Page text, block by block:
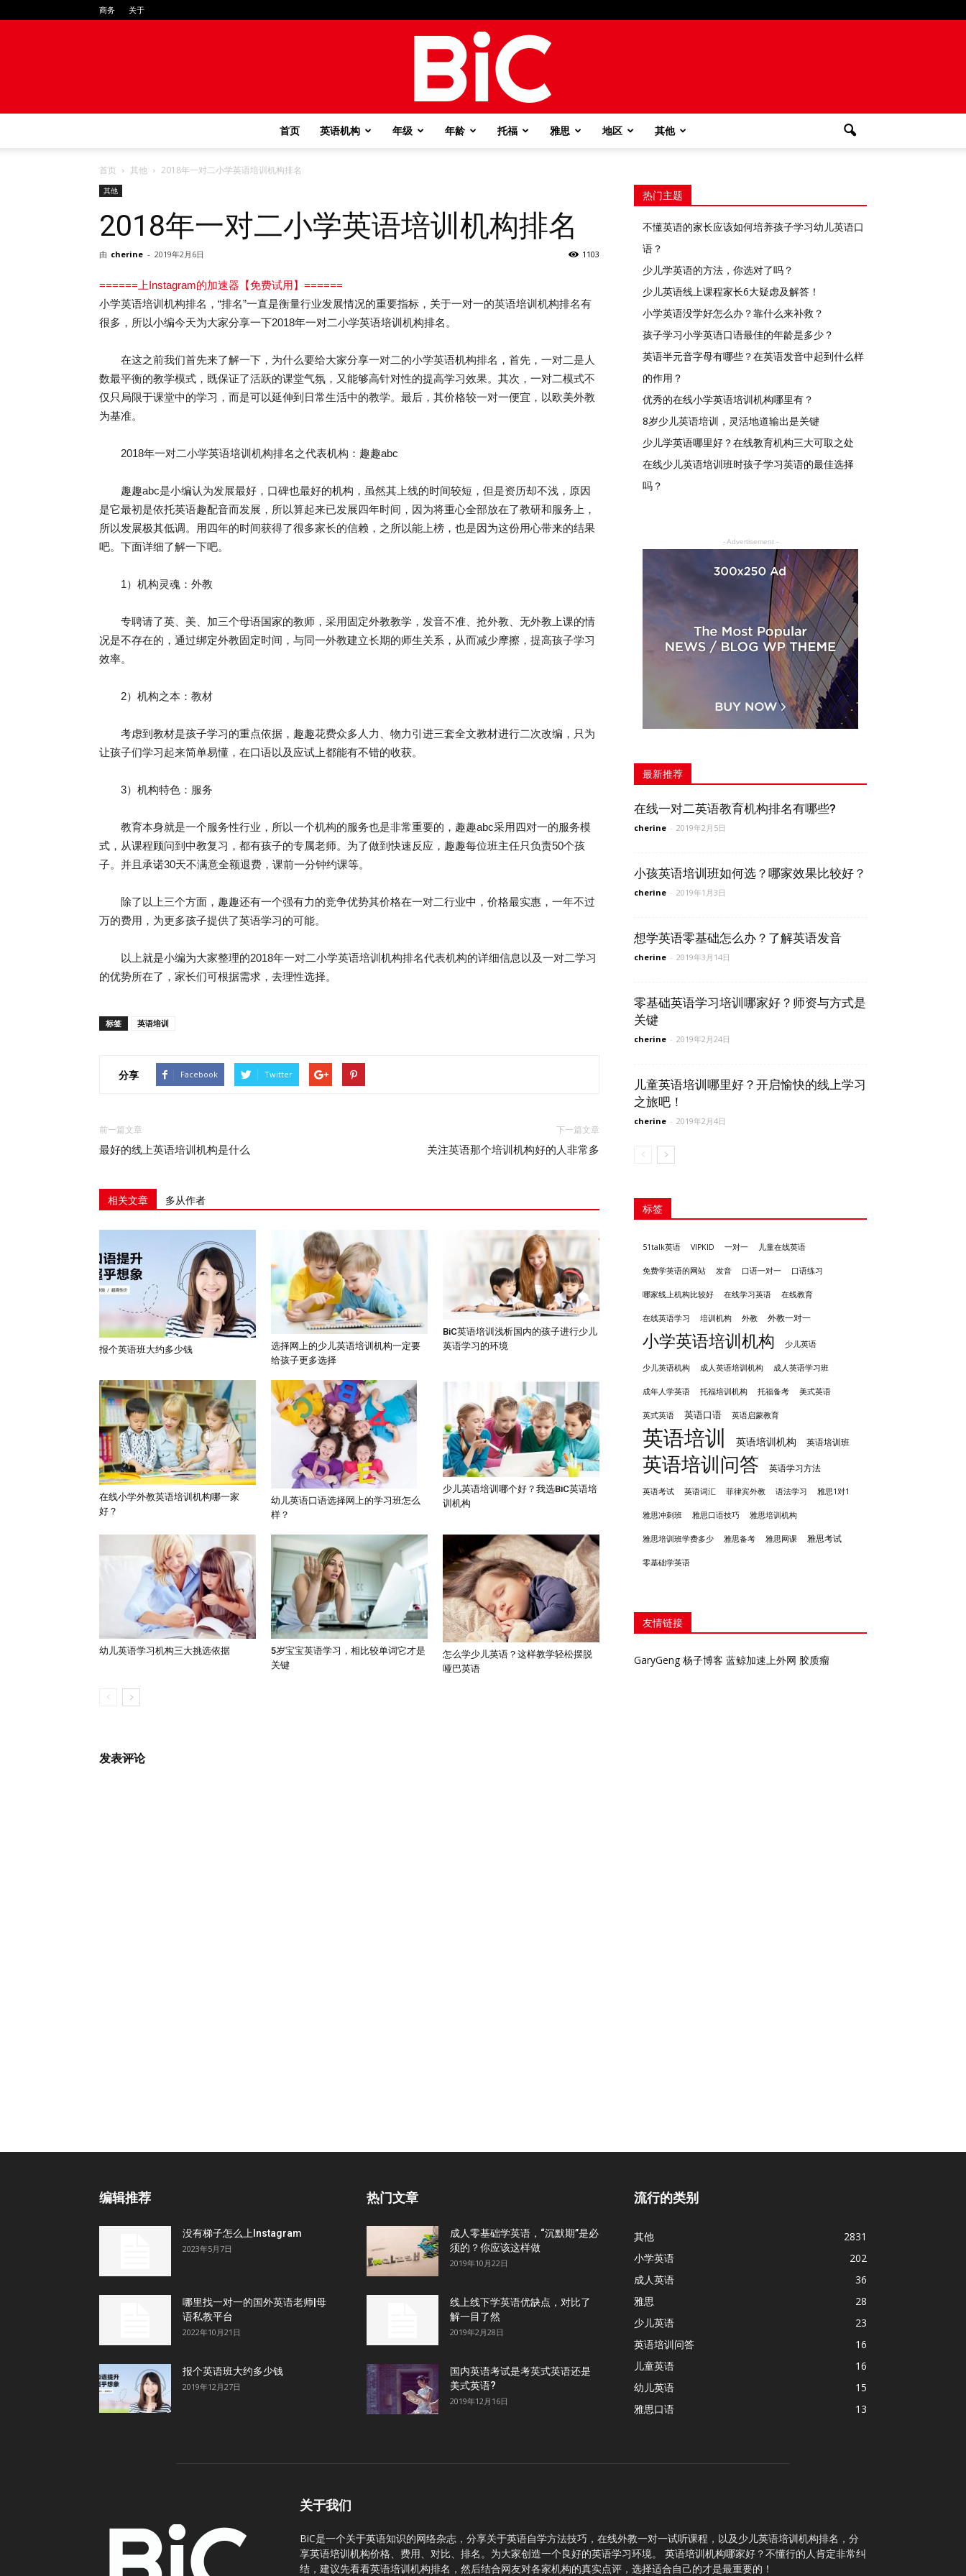
商务 关于
首页 英语机构 年级 年龄 托福 雅思 地区 其他
首页 其他 2018年一对二小学英语培训机构排名
其他
2018年一对二小学英语培训机构排名
由 cherine - 2019年2月6日 1103
======上Instagram的加速器【免费试用】======
小学英语培训机构排名，“排名”一直是衡量行业发展情况的重要指标，关于一对一的英语培训机构排名有
很多，所以小编今天为大家分享一下2018年一对二小学英语培训机构排名。
在这之前我们首先来了解一下，为什么要给大家分享一对二的小学英语机构排名，首先，一对二是人
数最平衡的教学模式，既保证了活跃的课堂气氛，又能够高针对性的提高学习效果。其次，一对二模式不
仅只局限于课堂中的学习，而是可以延伸到日常生活中的教学。最后，其价格较一对一便宜，以欧美外教
为基准。
2018年一对二小学英语培训机构排名之代表机构：趣趣abc
趣趣abc是小编认为发展最好，口碑也最好的机构，虽然其上线的时间较短，但是资历却不浅，原因
是它最初是依托英语趣配音而发展，所以算起来已发展四年时间，因为将重心全部放在了教研和服务上，
所以发展极其低调。用四年的时间获得了很多家长的信赖，之所以能上榜，也是因为这份用心带来的结果
吧。下面详细了解一下吧。
1）机构灵魂：外教
专聘请了英、美、加三个母语国家的教师，采用固定外教教学，发音不准、抢外教、无外教上课的情
况是不存在的，通过绑定外教固定时间，与同一外教建立长期的师生关系，从而减少摩擦，提高孩子学习
效率。
2）机构之本：教材
考虑到教材是孩子学习的重点依据，趣趣花费众多人力、物力引进三套全文教材进行二次改编，只为
让孩子们学习起来简单易懂，在口语以及应试上都能有不错的收获。
3）机构特色：服务
教育本身就是一个服务性行业，所以一个机构的服务也是非常重要的，趣趣abc采用四对一的服务模
式，从课程顾问到中教复习，都有孩子的专属老师。为了做到快速反应，趣趣每位班主任只负责50个孩
子。并且承诺30天不满意全额退费，课前一分钟约课等。
除了以上三个方面，趣趣还有一个强有力的竞争优势其价格在一对二行业中，价格最实惠，一年不过
万的费用，为更多孩子提供了英语学习的可能。
以上就是小编为大家整理的2018年一对二小学英语培训机构排名代表机构的详细信息以及一对二学习
的优势所在了，家长们可根据需求，去理性选择。
标签 英语培训
分享 Facebook Twitter
前一篇文章
最好的线上英语培训机构是什么
下一篇文章
关注英语那个培训机构好的人非常多
相关文章 多从作者
报个英语班大约多少钱
选择网上的少儿英语培训机构一定要
给孩子更多选择
BiC英语培训浅析国内的孩子进行少儿
英语学习的环境
在线小学外教英语培训机构哪一家
好？
幼儿英语口语选择网上的学习班怎么
样？
少儿英语培训哪个好？我选BiC英语培
训机构
幼儿英语学习机构三大挑选依据
5岁宝宝英语学习，相比较单词它才是
关键
怎么学少儿英语？这样教学轻松摆脱
哑巴英语
发表评论
热门主题
不懂英语的家长应该如何培养孩子学习幼儿英语口
语？
少儿学英语的方法，你选对了吗？
少儿英语线上课程家长6大疑虑及解答！
小学英语没学好怎么办？靠什么来补救？
孩子学习小学英语口语最佳的年龄是多少？
英语半元音字母有哪些？在英语发音中起到什么样
的作用？
优秀的在线小学英语培训机构哪里有？
8岁少儿英语培训，灵活地道输出是关键
少儿学英语哪里好？在线教育机构三大可取之处
在线少儿英语培训班时孩子学习英语的最佳选择
吗？
- Advertisement -
最新推荐
在线一对二英语教育机构排名有哪些?
cherine - 2019年2月5日
小孩英语培训班如何选？哪家效果比较好？
cherine - 2019年1月3日
想学英语零基础怎么办？了解英语发音
cherine - 2019年3月14日
零基础英语学习培训哪家好？师资与方式是
关键
cherine - 2019年2月24日
儿童英语培训哪里好？开启愉快的线上学习
之旅吧！
cherine - 2019年2月4日
标签
51talk英语 VIPKID 一对一 儿童在线英语
免费学英语的网站 发音 口语一对一 口语练习
哪家线上机构比较好 在线学习英语 在线教育
在线英语学习 培训机构 外教 外教一对一
小学英语培训机构 少儿英语
少儿英语机构 成人英语培训机构 成人英语学习班
成年人学英语 托福培训机构 托福备考 美式英语
英式英语 英语口语 英语启蒙教育
英语培训 英语培训机构 英语培训班
英语培训问答 英语学习方法
英语考试 英语词汇 菲律宾外教 语法学习 雅思1对1
雅思冲刺班 雅思口语技巧 雅思培训机构
雅思培训班学费多少 雅思备考 雅思网课 雅思考试
零基础学英语
友情链接
GaryGeng 杨子博客 蓝鲸加速上外网 胶质瘤
编辑推荐
没有梯子怎么上Instagram
2023年5月7日
哪里找一对一的国外英语老师|母
语私教平台
2022年10月21日
报个英语班大约多少钱
2019年12月27日
热门文章
成人零基础学英语，“沉默期”是必
须的？你应该这样做
2019年10月22日
线上线下学英语优缺点，对比了
解一目了然
2019年2月28日
国内英语考试是考英式英语还是
美式英语?
2019年12月16日
流行的类别
其他
2831
小学英语
202
成人英语
36
雅思
28
少儿英语
23
英语培训问答
16
儿童英语
16
幼儿英语
15
雅思口语
13
关于我们
BiC是一个关于英语知识的网络杂志，分享关于英语自学方法技巧，在线外教一对一试听课程，以及少儿英语培训机构排名，分
享英语培训机构价格、费用、对比、排名。为大家创造一个良好的英语学习环境。 英语培训机构哪家好？不懂行的人肯定非常纠
结，建议先看看英语培训机构排名，然后结合网友对各家机构的真实点评，选择适合自己的才是最重要的！